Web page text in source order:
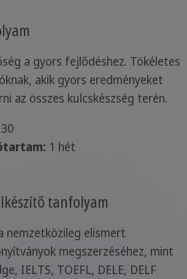
a gyors fejlődéshez. Tökéletes
akik gyors eredményeket
az összes kulcskészség terén.
30
1 hét
tanfolyam
nemzetközileg elismert
megszerzéséhez, mint
IELTS, TOEFL, DELE, DELF